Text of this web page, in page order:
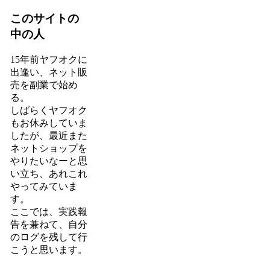
このサイトの
中の人
15年前ヤフオクに
出逢い、ネット販
売を副業で始め
る。
しばらくヤフオク
もお休みしていま
したが、最近また
ネットショップを
やりたいなーと思
い立ち、あれこれ
やってみていま
す。
ここでは、実践報
告を兼ねて、自分
のログを残して行
こうと思います。